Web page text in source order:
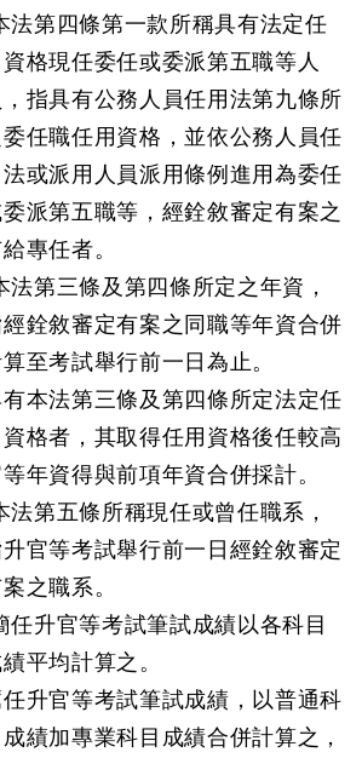
四條第一款所稱具有法定任
格現任委任或委派第五職等人
，指具有公務人員任用法第九條所
委任職任用資格，並依公務人員任
法或派用人員派用條例進用為委任
派第五職等，經銓敘審定有案之
專任者。
三條及第四條所定之年資，
銓敘審定有案之同職等年資合併
至考試舉行前一日為止。
本法第三條及第四條所定法定任
資格者，其取得任用資格後任較高
年資得與前項年資合併採計。
五條所稱現任或曾任職系，
官等考試舉行前一日經銓敘審定
之職系。
官等考試筆試成績以各科目
平均計算之。
任升官等考試筆試成績，以普通科
成績加專業科目成績合併計算之，